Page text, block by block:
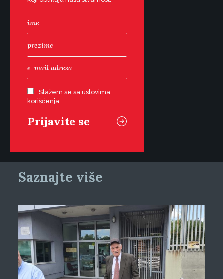
Slažem se sa uslovima
korišćenja
Saznajte više